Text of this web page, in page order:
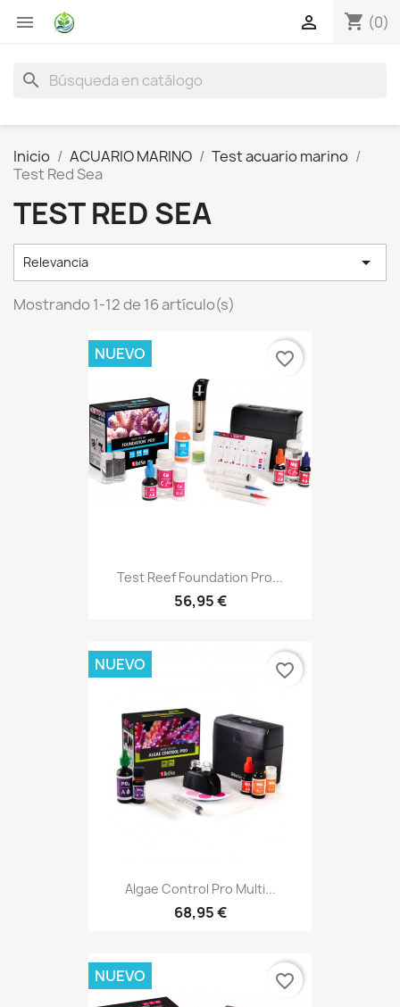
 shopping_cart (0)

search
Inicio ACUARIO MARINO
Test acuario marino
Test Red Sea
TEST RED SEA
Relevancia 
Mostrando 1-12 de 16 artículo(s)
Test Reef Foundation Pro...
56,95 €
NUEVO favorite_border
Algae Control Pro Multi...
68,95 €
NUEVO favorite_border
NUEVO favorite_border